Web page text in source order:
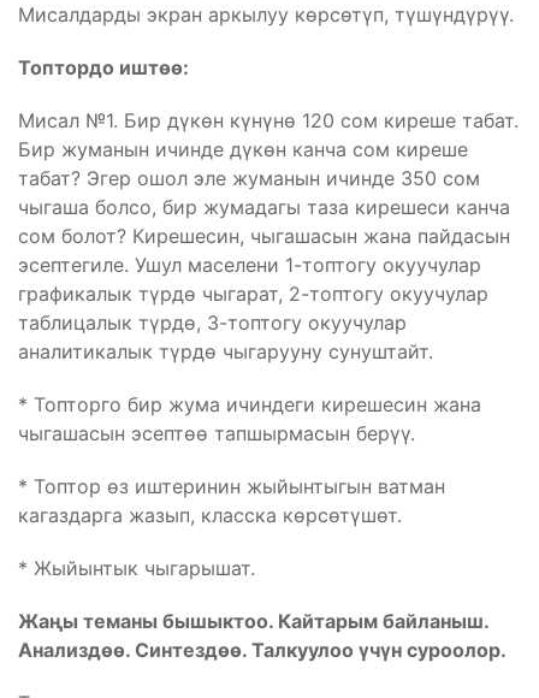
Мисалдарды экран аркылуу көрсөтүп, түшүндүрүү.
Топтордо иштөө:
Мисал №1. Бир дүкөн күнүнө 120 сом киреше табат.
Бир жуманын ичинде дүкөн канча сом киреше
табат? Эгер ошол эле жуманын ичинде 350 сом
чыгаша болсо, бир жумадагы таза кирешеси канча
сом болот? Кирешесин, чыгашасын жана пайдасын
эсептегиле. Ушул маселени 1-топтогу окуучулар
графикалык түрдө чыгарат, 2-топтогу окуучулар
таблицалык түрдө, 3-топтогу окуучулар
аналитикалык түрдө чыгарууну сунуштайт.
* Топторго бир жума ичиндеги кирешесин жана
чыгашасын эсептөө тапшырмасын берүү.
* Топтор өз иштеринин жыйынтыгын ватман
кагаздарга жазып, класска көрсөтүшөт.
* Жыйынтык чыгарышат.
Жаңы теманы бышыктоо. Кайтарым байланыш.
Анализдөө. Синтездөө. Талкуулоо үчүн суроолор.